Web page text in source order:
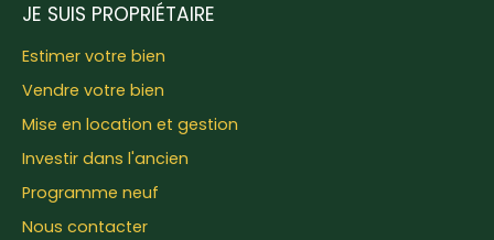
JE SUIS PROPRIÉTAIRE
Estimer votre bien
Vendre votre bien
Mise en location et gestion
Investir dans l'ancien
Programme neuf
Nous contacter